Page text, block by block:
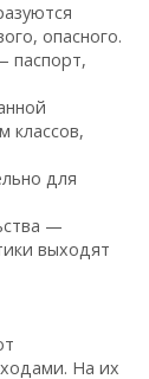
опасного.
паспорт,
классов,
для
—
выходят
На их